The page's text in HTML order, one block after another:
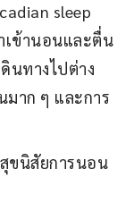
sleep
เข้านอนและตื่น
นทางไปต่าง
มาก ๆ และการ
ขนิสัยการนอน